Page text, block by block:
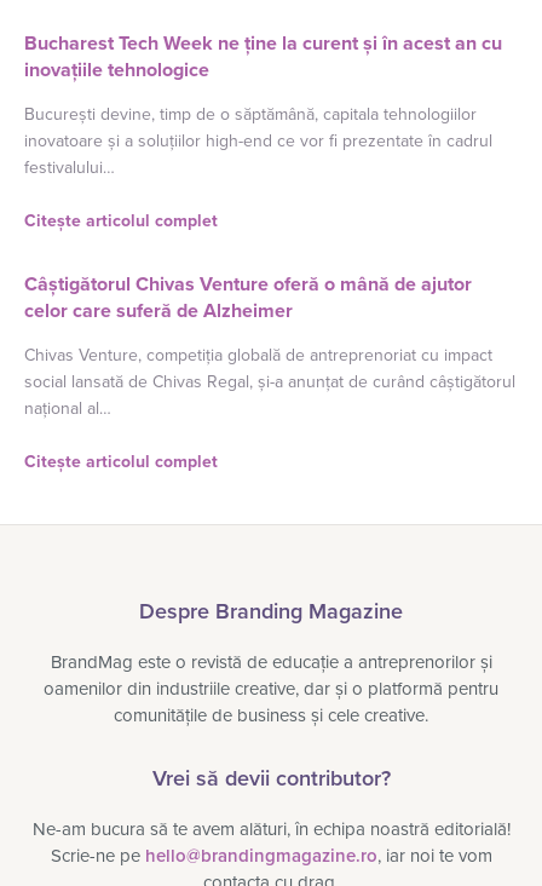
Bucharest Tech Week ne ține la curent și în acest an cu
inovațiile tehnologice
București devine, timp de o săptămână, capitala tehnologiilor
inovatoare și a soluțiilor high-end ce vor fi prezentate în cadrul
festivalului…
Citește articolul complet
Câștigătorul Chivas Venture oferă o mână de ajutor
celor care suferă de Alzheimer
Chivas Venture, competiția globală de antreprenoriat cu impact
social lansată de Chivas Regal, și-a anunțat de curând câștigătorul
național al…
Citește articolul complet
Despre Branding Magazine
BrandMag este o revistă de educație a antreprenorilor și
oamenilor din industriile creative, dar și o platformă pentru
comunitățile de business și cele creative.
Vrei să devii contributor?
Ne-am bucura să te avem alături, în echipa noastră editorială!
Scrie-ne pe hello@brandingmagazine.ro, iar noi te vom